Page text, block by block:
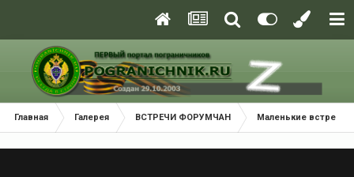
Главная Галерея ВСТРЕЧИ ФОРУМЧАН Маленькие встречи